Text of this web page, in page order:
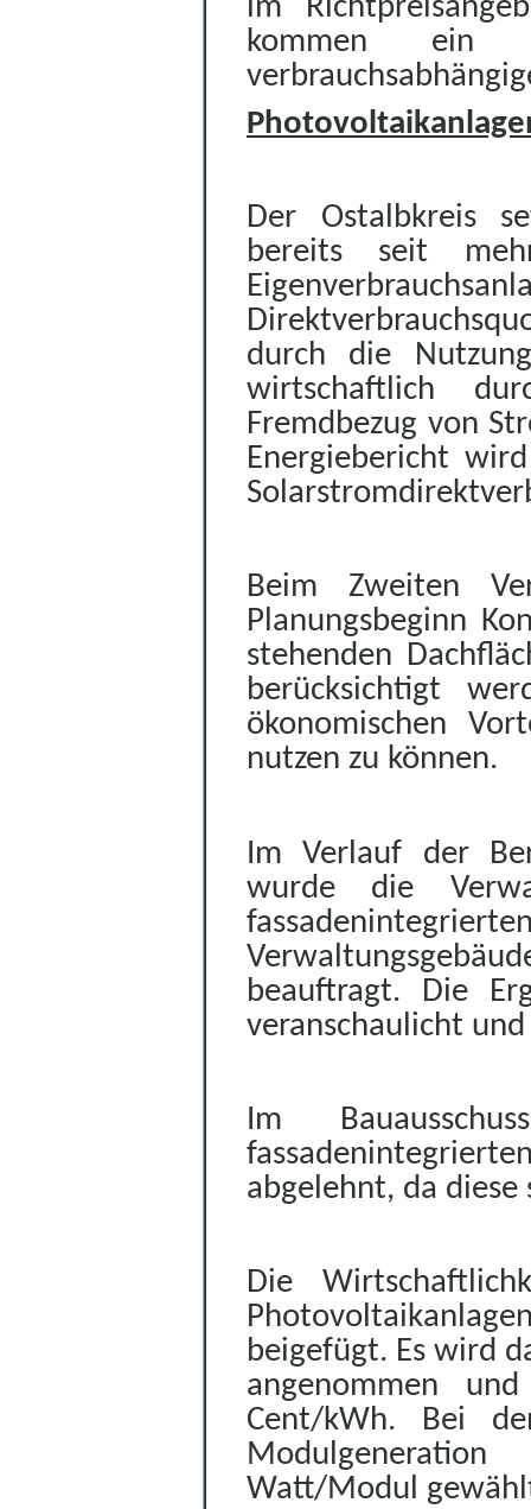
im
kommen ein
Der Ostalbkreis
bereits seit
durch die
wirtschaftlich
Fremdbezug von
Energiebericht
Beim Zweiten
Planungsbeginn
stehenden
berücksichtigt
ökonomischen
nutzen zu können.
Im Verlauf der
wurde die
beauftragt. Die
veranschaulicht
Im
abgelehnt, da diese
Die
beigefügt. Es wird
angenommen
Cent/kWh. Bei
Watt/Modul